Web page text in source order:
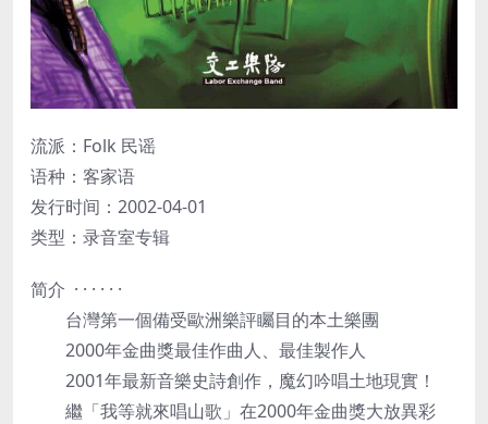
流派：Folk 民谣
语种：客家语
发行时间：2002-04-01
类型：录音室专辑
简介 · · · · · ·
台灣第一個備受歐洲樂評矚目的本土樂團
2000年金曲獎最佳作曲人、最佳製作人
2001年最新音樂史詩創作，魔幻吟唱土地現實！
繼「我等就來唱山歌」在2000年金曲獎大放異彩